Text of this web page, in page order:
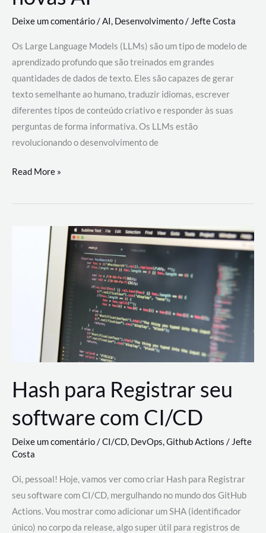
Deixe um comentário/AI, Desenvolvimento/ Jefte Costa
Os Large Language Models (LLMs) são um tipo de modelo de
aprendizado profundo que são treinados em grandes
quantidades de dados de texto. Eles são capazes de gerar
texto semelhante ao humano, traduzir idiomas, escrever
diferentes tipos de conteúdo criativo e responder às suas
perguntas de forma informativa. Os LLMs estão
revolucionando o desenvolvimento de
Large
Models
revolucionando
desenvolvimento
Read More »
Hash para Registrar seu
software com CI/CD
Deixe um comentário/CI/CD, DevOps,Github Actions /Jefte
Costa
Oi, pessoal! Hoje, vamos ver como criar Hash para Registrar
seu software com CI/CD, mergulhando no mundo dos GitHub
Actions. Vou mostrar como adicionar um SHA (identificador
único) no corpo da release, algo super útil para registros de